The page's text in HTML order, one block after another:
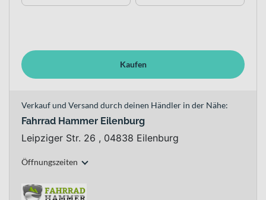
Kaufen
Verkauf und Versand durch deinen Händler in der Nähe:
Fahrrad Hammer Eilenburg
Leipziger Str. 26 , 04838 Eilenburg
Öffnungszeiten